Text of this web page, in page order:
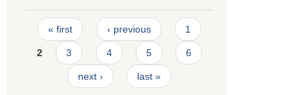
Pages
« first ‹ previous 1
2 3 4 5 6
next › last »